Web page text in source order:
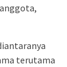
terutama